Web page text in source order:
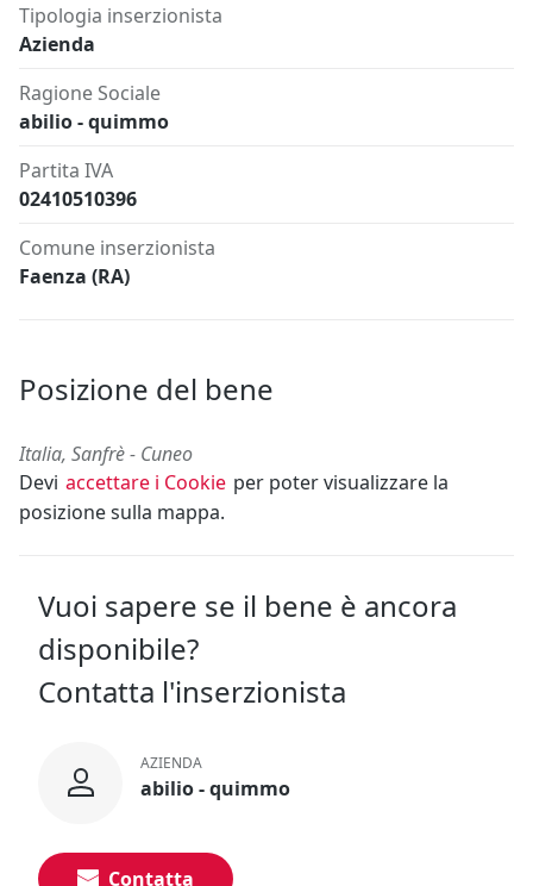
Tipologia inserzionista
Azienda
Ragione Sociale
abilio - quimmo
Partita IVA
02410510396
Comune inserzionista
Faenza (RA)
Posizione del bene
Italia, Sanfrè - Cuneo
Devi accettare i Cookie per poter visualizzare la
posizione sulla mappa.
Vuoi sapere se il bene è ancora
disponibile?
Contatta l'inserzionista
AZIENDA
abilio - quimmo
Contatta